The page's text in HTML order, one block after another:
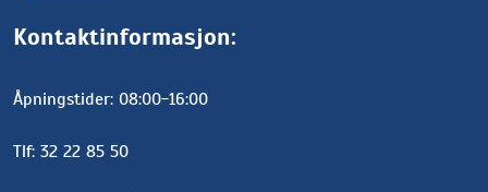
Kontaktinformasjon:
Åpningstider: 08:00-16:00
Tlf: 32 22 85 50